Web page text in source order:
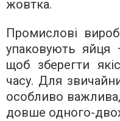
жовтка.
Промислові
упаковують яйця
щоб зберегти
часу. Для
особливо
довше одного-